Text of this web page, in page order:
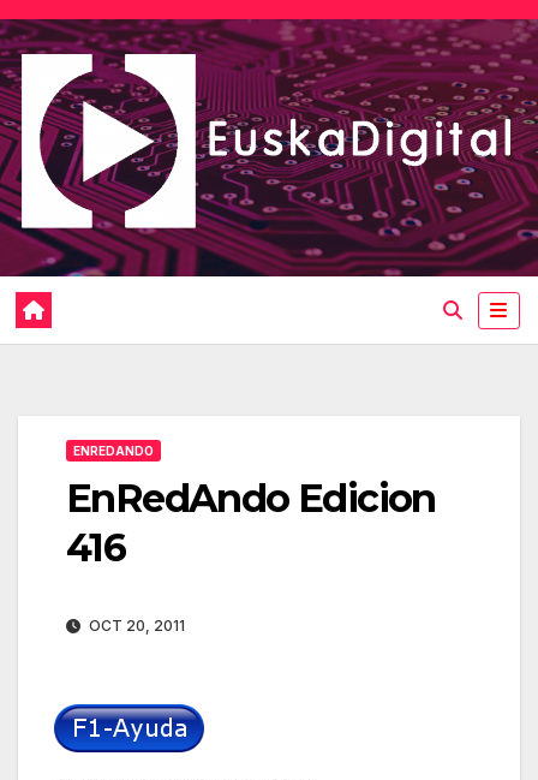
Saltar
al
contenido
ENREDANDO
EnRedAndo Edicion
416
OCT 20, 2011